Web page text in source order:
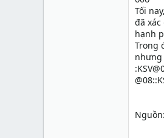
Tối
đã
hạnh
Trong
nhưng